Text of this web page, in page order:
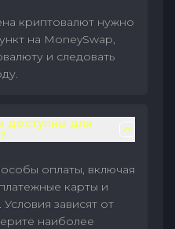
криптовалют нужно
на MoneySwap,
и следовать
доступны для
оплаты, включая
карты и
зависят от
наиболее